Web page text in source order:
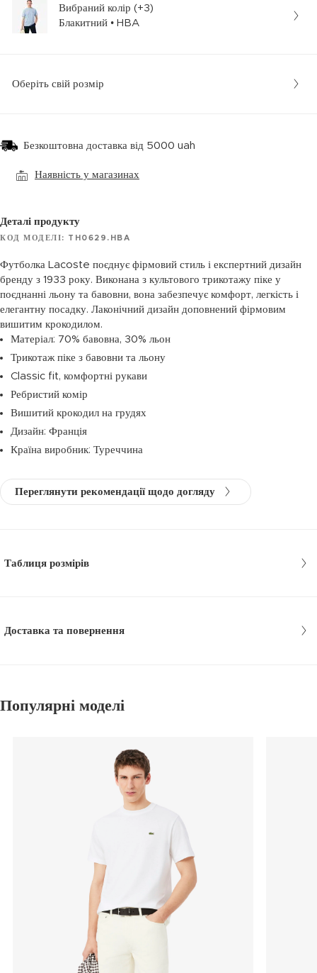
Вибраний колір (+3)
Блакитний • HBA
Оберіть свій розмір
Безкоштовна доставка від 5000 uah
Наявність у магазинах
Деталі продукту
КОД МОДЕЛІ: TH0629.HBA
Футболка Lacoste поєднує фірмовий стиль і експертний дизайн
бренду з 1933 року. Виконана з культового трикотажу піке у
поєднанні льону та бавовни, вона забезпечує комфорт, легкість і
елегантну посадку. Лаконічний дизайн доповнений фірмовим
вишитим крокодилом.
Матеріал: 70% бавовна, 30% льон
Трикотаж піке з бавовни та льону
Classic fit, комфортні рукави
Ребристий комір
Вишитий крокодил на грудях
Дизайн: Франція
Країна виробник: Туреччина
Переглянути рекомендації щодо догляду
Таблиця розмірів
Доставка та повернення
Популярні моделі